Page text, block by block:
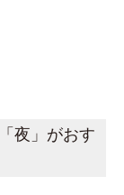
夜」がおす